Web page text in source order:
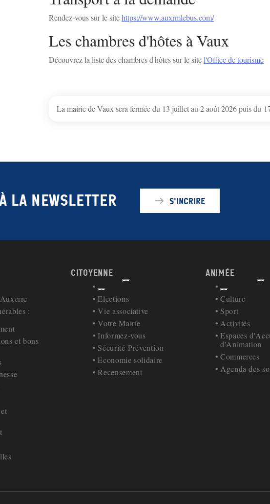
Rendez-vous sur le sitehttps://www.auxrmlebus.com/
Les chambres d'hôtes à Vaux
Découvrez la liste des chambres d'hôtes sur le sitel'Office de tourisme
La mairie de Vaux sera fermée du 13 juillet au 2 août 2026 puis du
la newsletter S'incrire
:
et bons
Citoyenne
Afficher
Retour à la navigation
Elections
Vie associative
Votre Mairie
Informez-vous
Sécurité-Prévention
Economie solidaire
Recensement
Animée
Retour à la
Culture
Sport
Activités
Espaces
d'Animation
Commerces
Agenda des